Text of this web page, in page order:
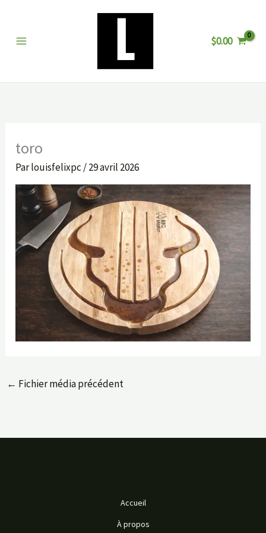
contenu
$0.00
toro
Parlouisfelixpc /29 avril 2026
← Fichier média précédent
Accueil
À propos